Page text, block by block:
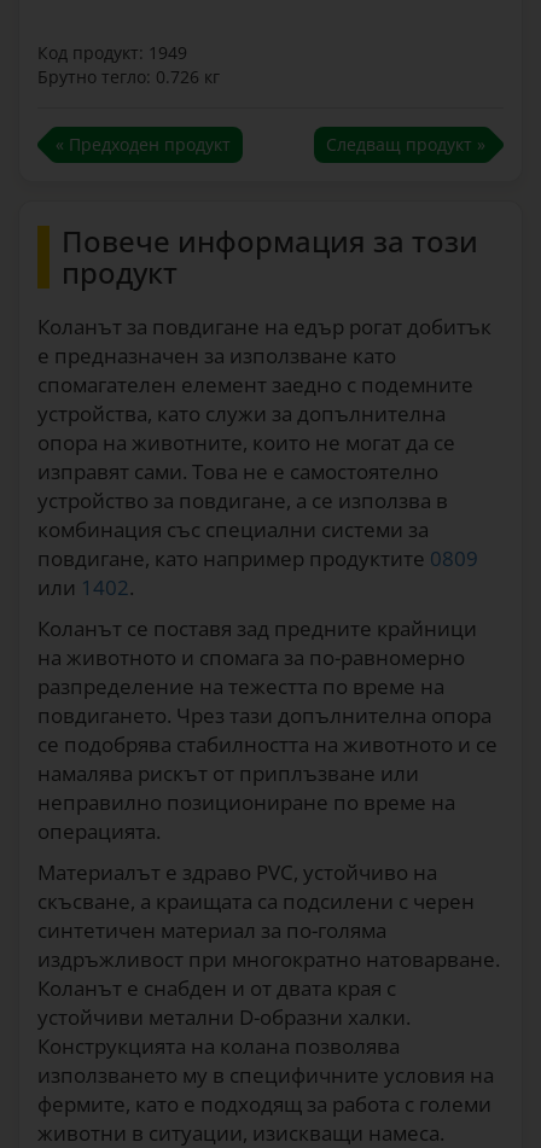
Код продукт: 1949
Брутно тегло: 0.726 кг
« Предходен продукт Следващ продукт »
Повече информация за този
продукт
Коланът за повдигане на едър рогат добитък
е предназначен за използване като
спомагателен елемент заедно с подемните
устройства, като служи за допълнителна
опора на животните, които не могат да се
изправят сами. Това не е самостоятелно
устройство за повдигане, а се използва в
комбинация със специални системи за
повдигане, като например продуктите 0809
или 1402.
Коланът се поставя зад предните крайници
на животното и спомага за по-равномерно
разпределение на тежестта по време на
повдигането. Чрез тази допълнителна опора
се подобрява стабилността на животното и се
намалява рискът от приплъзване или
неправилно позициониране по време на
операцията.
Материалът е здраво PVC, устойчиво на
скъсване, а краищата са подсилени с черен
синтетичен материал за по-голяма
издръжливост при многократно натоварване.
Коланът е снабден и от двата края с
устойчиви метални D-образни халки.
Конструкцията на колана позволява
използването му в специфичните условия на
фермите, като е подходящ за работа с големи
животни в ситуации, изискващи намеса.